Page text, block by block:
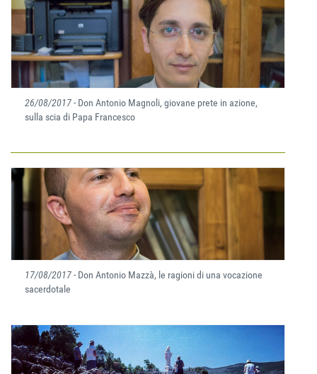
26/08/2017- Don Antonio Magnoli, giovane prete in azione,
sulla scia di Papa Francesco
17/08/2017- Don Antonio Mazzà, le ragioni di una vocazione
sacerdotale